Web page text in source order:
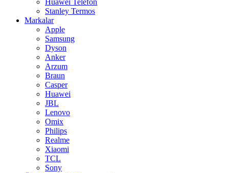
Huawei Telefon
Stanley Termos
Markalar
Apple
Samsung
Dyson
Anker
Arzum
Braun
Casper
Huawei
JBL
Lenovo
Omix
Philips
Realme
Xiaomi
TCL
Sony